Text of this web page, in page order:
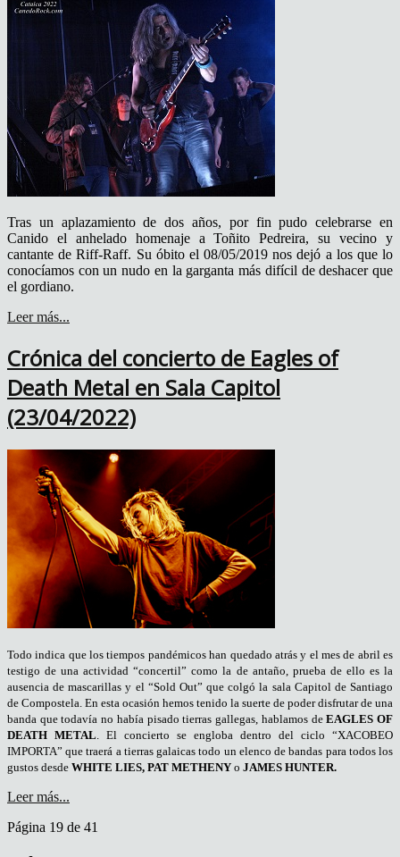
Tras un aplazamiento de dos años, por fin pudo celebrarse en
Canido el anhelado homenaje a Toñito Pedreira, su vecino y
cantante de Riff-Raff. Su óbito el 08/05/2019 nos dejó a los que lo
conocíamos con un nudo en la garganta más difícil de deshacer que
el gordiano.
Leer más...
Crónica del concierto de Eagles of
Death Metal en Sala Capitol
(23/04/2022)
Todo indica que los tiempos pandémicos han quedado atrás y el mes de abril es
testigo de una actividad “concertil” como la de antaño, prueba de ello es la
ausencia de mascarillas y el “Sold Out” que colgó la sala Capitol de Santiago
de Compostela. En esta ocasión hemos tenido la suerte de poder disfrutar de una
banda que todavía no había pisado tierras gallegas, hablamos deEAGLES OF
DEATH METAL . El concierto se engloba dentro del ciclo “XACOBEO
IMPORTA” que traerá a tierras galaicas todo un elenco de bandas para todos los
gustos desde WHITE LIES, PAT METHENY o JAMES HUNTER.
Leer más...
Página 19 de 41